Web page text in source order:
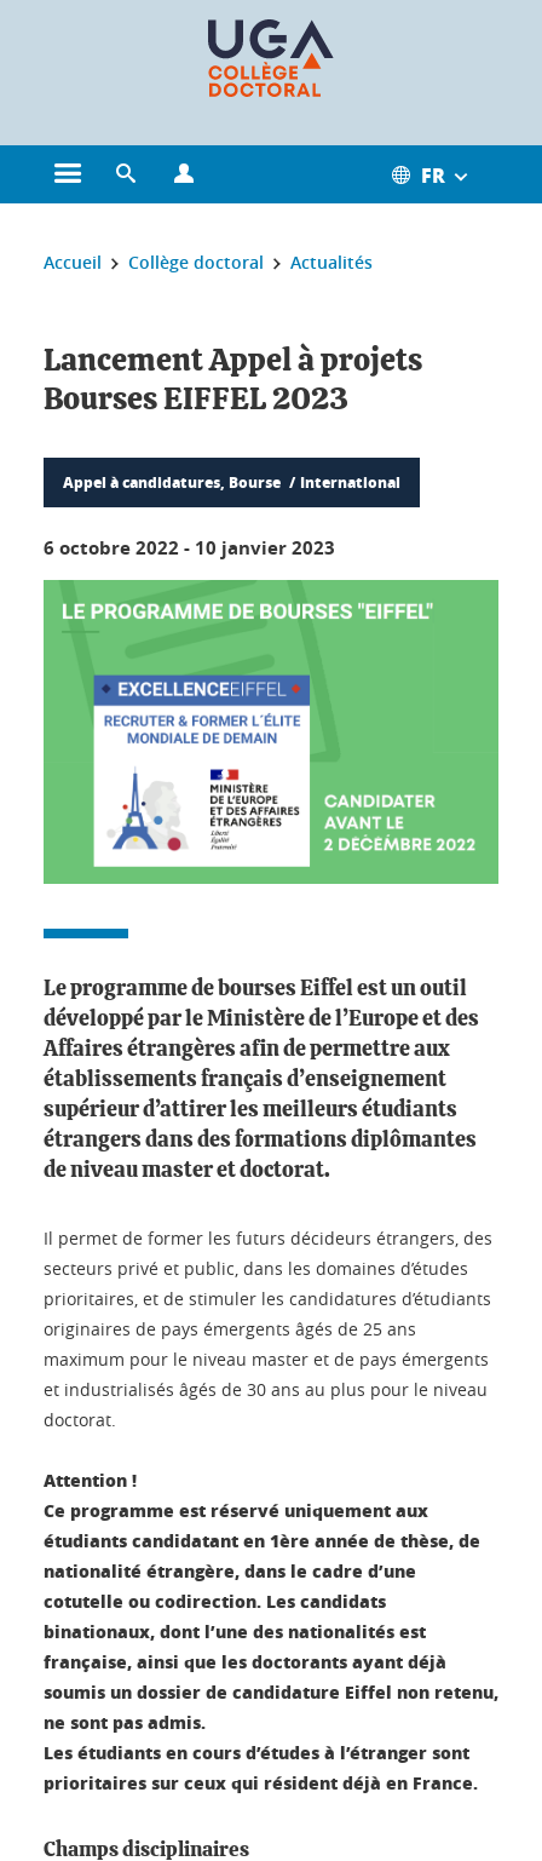
Ouvrir le menu principal
Ouvrir le moteur de recherche FR
Vous êtes ici :
Accueil Collège doctoral Actualités
Lancement Appel à projets
Bourses EIFFEL 2023
Appel à candidatures, Bourse International
6 octobre 2022 - 10 janvier 2023
Le programme de bourses Eiffel est un outil
développé par le Ministère de l’Europe et des
Affaires étrangères afin de permettre aux
établissements français d’enseignement
supérieur d’attirer les meilleurs étudiants
étrangers dans des formations diplômantes
de niveau master et doctorat.
Il permet de former les futurs décideurs étrangers, des
secteurs privé et public, dans les domaines d’études
prioritaires, et de stimuler les candidatures d’étudiants
originaires de pays émergents âgés de 25 ans
maximum pour le niveau master et de pays émergents
et industrialisés âgés de 30 ans au plus pour le niveau
doctorat.
Attention !
Ce programme est réservé uniquement aux
étudiants candidatant en 1ère année de thèse, de
nationalité étrangère, dans le cadre d’une
cotutelle ou codirection. Les candidats
binationaux, dont l’une des nationalités est
française, ainsi que les doctorants ayant déjà
soumis un dossier de candidature Eiffel non retenu,
ne sont pas admis.
Les étudiants en cours d’études à l’étranger sont
prioritaires sur ceux qui résident déjà en France.
Champs disciplinaires